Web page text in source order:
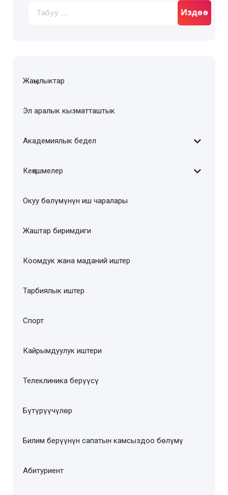
Жаңылыктар
Эл аралык кызматташтык
Академиялык бедел
Кеңешмелер
Окуу бөлүмүнүн иш чаралары
Жаштар биримдиги
Коомдук жана маданий иштер
Тарбиялык иштер
Спорт
Кайрымдуулук иштери
Телеклиника берүүсү
Бүтүрүүчүлөр
Билим берүүнүн сапатын камсыздоо бөлүмү
Абитуриент